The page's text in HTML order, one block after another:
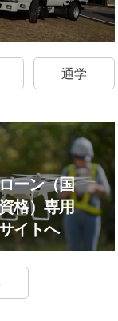
通学
ーン（国
格）専用
イトへ